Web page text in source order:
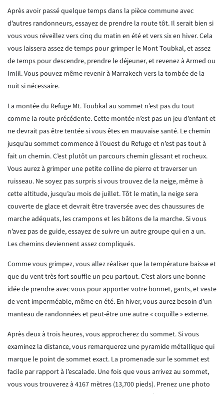
Après avoir passé quelque temps dans la pièce commune avec
d’autres randonneurs, essayez de prendre la route tôt. Il serait bien si
vous vous réveillez vers cinq du matin en été et vers six en hiver. Cela
vous laissera assez de temps pour grimper le Mont Toubkal, et assez
de temps pour descendre, prendre le déjeuner, et revenez à Armed ou
Imlil. Vous pouvez même revenir à Marrakech vers la tombée de la
nuit si nécessaire.
La montée du Refuge Mt. Toubkal au sommet n’est pas du tout
comme la route précédente. Cette montée n’est pas un jeu d’enfant et
ne devrait pas être tentée si vous êtes en mauvaise santé. Le chemin
jusqu’au sommet commence à l’ouest du Refuge et n’est pas tout à
fait un chemin. C’est plutôt un parcours chemin glissant et rocheux.
Vous aurez à grimper une petite colline de pierre et traverser un
ruisseau. Ne soyez pas surpris si vous trouvez de la neige, même à
cette altitude, jusqu’au mois de juillet. Tôt le matin, la neige sera
couverte de glace et devrait être traversée avec des chaussures de
marche adéquats, les crampons et les bâtons de la marche. Si vous
n’avez pas de guide, essayez de suivre un autre groupe qui en a un.
Les chemins deviennent assez compliqués.
Comme vous grimpez, vous allez réaliser que la température baisse et
que du vent très fort souffle un peu partout. C’est alors une bonne
idée de prendre avec vous pour apporter votre bonnet, gants, et veste
de vent imperméable, même en été. En hiver, vous aurez besoin d’un
manteau de randonnées et peut-être une autre « coquille » externe.
Après deux à trois heures, vous approcherez du sommet. Si vous
examinez la distance, vous remarquerez une pyramide métallique qui
marque le point de sommet exact. La promenade sur le sommet est
facile par rapport à l’escalade. Une fois que vous arrivez au sommet,
vous vous trouverez à 4167 mètres (13,700 pieds). Prenez une photo